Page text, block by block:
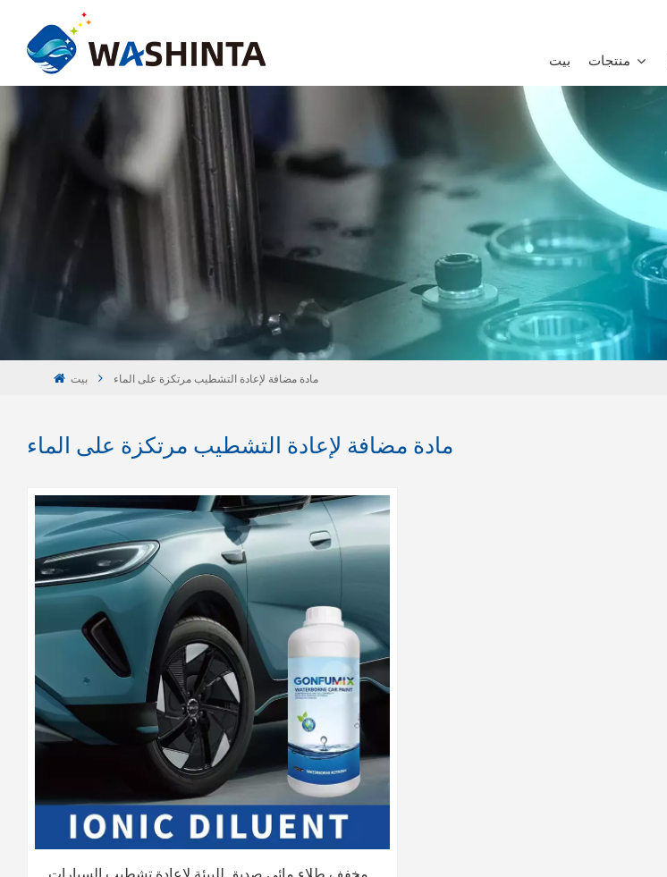
بيت
بيت مادة مضافة لإعادة التشطيب مرتكزة على الماء
مادة مضافة لإعادة التشطيب مرتكزة على الماء